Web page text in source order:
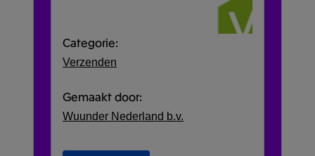
Categorie:
Verzenden
Gemaakt door:
Wuunder Nederland b.v.